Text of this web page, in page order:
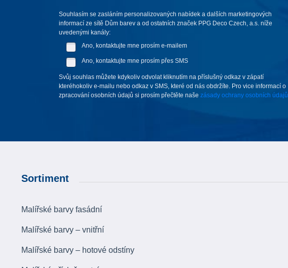
Souhlasím se zasláním personalizovaných nabídek a dalších marketingových
informací ze sítě Dům barev a od ostatních značek PPG Deco Czech, a.s. níže
uvedenými kanály:
Ano, kontaktujte mne prosím e-mailem
Ano, kontaktujte mne prosím přes SMS
Svůj souhlas můžete kdykoliv odvolat kliknutím na příslušný odkaz v zápatí
kteréhokoliv e-mailu nebo odkaz v SMS, které od nás obdržíte. Pro vice informací o
zpracování osobních údajů si prosím přečtěte naše zásady ochrany osobních údajů.
Sortiment
Malířské barvy fasádní
Malířské barvy – vnitřní
Malířské barvy – hotové odstíny